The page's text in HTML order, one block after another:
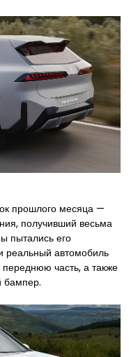
прошлого месяца —
получивший весьма
пытались его
реальный автомобиль
часть, а также
бампер.